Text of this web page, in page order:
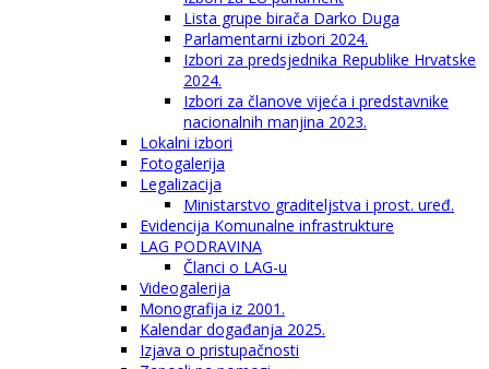
Lista grupe birača Darko Duga
Parlamentarni izbori 2024.
Izbori za predsjednika Republike Hrvatske
2024.
Izbori za članove vijeća i predstavnike
nacionalnih manjina 2023.
Lokalni izbori
Fotogalerija
Legalizacija
Ministarstvo graditeljstva i prost. uređ.
Evidencija Komunalne infrastrukture
LAG PODRAVINA
Članci o LAG-u
Videogalerija
Monografija iz 2001.
Kalendar događanja 2025.
Izjava o pristupačnosti